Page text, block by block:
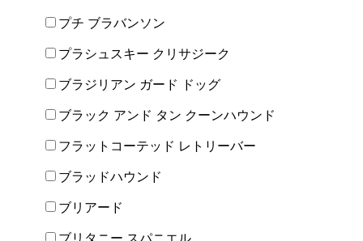
プチ ブラバンソン
プラシュスキー クリサジーク
ブラジリアン ガード ドッグ
ブラック アンド タン クーンハウンド
フラットコーテッド レトリーバー
ブラッドハウンド
ブリアード
ブリタニー スパニエル